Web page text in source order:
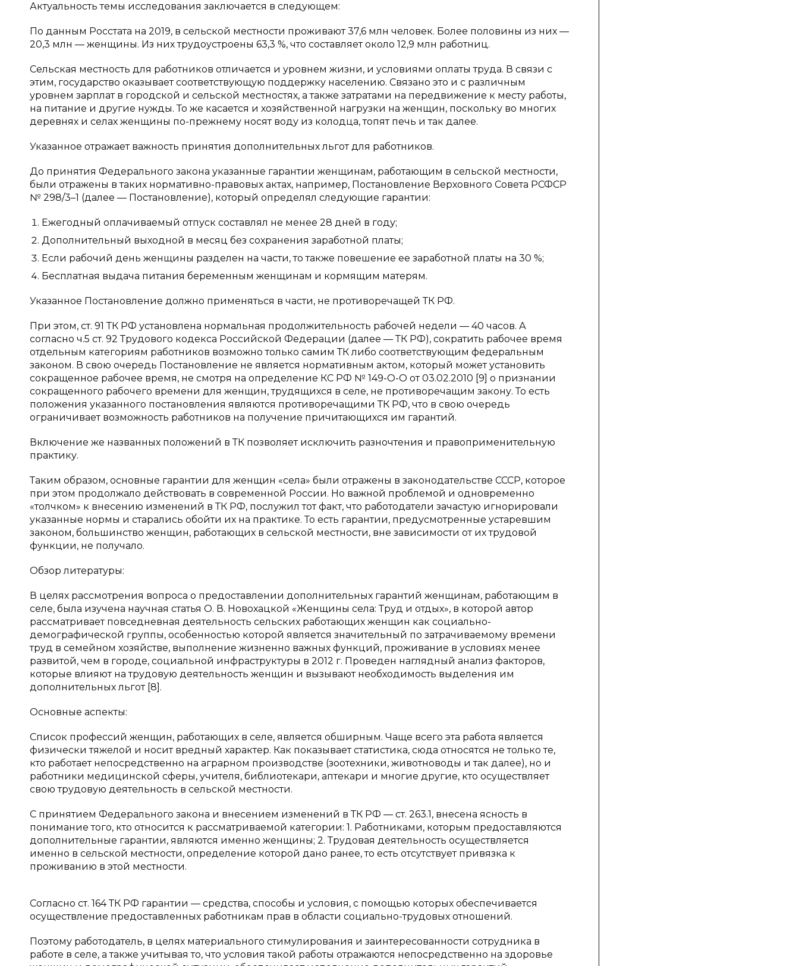
Актуальность темы исследования заключается в следующем:
По данным Росстата на 2019, в сельской местности проживают 37,6 млн человек. Более половины из них —
20,3 млн — женщины. Из них трудоустроены 63,3 %, что составляет около 12,9 млн работниц.
Сельская местность для работников отличается и уровнем жизни, и условиями оплаты труда. В связи с
этим, государство оказывает соответствующую поддержку населению. Связано это и с различным
уровнем зарплат в городской и сельской местностях, а также затратами на передвижение к месту работы,
на питание и другие нужды. То же касается и хозяйственной нагрузки на женщин, поскольку во многих
деревнях и селах женщины по-прежнему носят воду из колодца, топят печь и так далее.
Указанное отражает важность принятия дополнительных льгот для работников.
До принятия Федерального закона указанные гарантии женщинам, работающим в сельской местности,
были отражены в таких нормативно-правовых актах, например, Постановление Верховного Совета РСФСР
№ 298/3–1 (далее — Постановление), который определял следующие гарантии:
Ежегодный оплачиваемый отпуск составлял не менее 28 дней в году;
Дополнительный выходной в месяц без сохранения заработной платы;
Если рабочий день женщины разделен на части, то также повешение ее заработной платы на 30 %;
Бесплатная выдача питания беременным женщинам и кормящим матерям.
Указанное Постановление должно применяться в части, не противоречащей ТК РФ.
При этом, ст. 91 ТК РФ установлена нормальная продолжительность рабочей недели — 40 часов. А
согласно ч.5 ст. 92 Трудового кодекса Российской Федерации (далее — ТК РФ), сократить рабочее время
отдельным категориям работников возможно только самим ТК либо соответствующим федеральным
законом. В свою очередь Постановление не является нормативным актом, который может установить
сокращенное рабочее время, не смотря на определение КС РФ № 149-О-О от 03.02.2010 [9] о признании
сокращенного рабочего времени для женщин, трудящихся в селе, не противоречащим закону. То есть
положения указанного постановления являются противоречащими ТК РФ, что в свою очередь
ограничивает возможность работников на получение причитающихся им гарантий.
Включение же названных положений в ТК позволяет исключить разночтения и правоприменительную
практику.
Таким образом, основные гарантии для женщин «села» были отражены в законодательстве СССР, которое
при этом продолжало действовать в современной России. Но важной проблемой и одновременно
«толчком» к внесению изменений в ТК РФ, послужил тот факт, что работодатели зачастую игнорировали
указанные нормы и старались обойти их на практике. То есть гарантии, предусмотренные устаревшим
законом, большинство женщин, работающих в сельской местности, вне зависимости от их трудовой
функции, не получало.
Обзор литературы:
В целях рассмотрения вопроса о предоставлении дополнительных гарантий женщинам, работающим в
селе, была изучена научная статья О. В. Новохацкой «Женщины села: Труд и отдых», в которой автор
рассматривает повседневная деятельность сельских работающих женщин как социально-
демографической группы, особенностью которой является значительный по затрачиваемому времени
труд в семейном хозяйстве, выполнение жизненно важных функций, проживание в условиях менее
развитой, чем в городе, социальной инфраструктуры в 2012 г. Проведен наглядный анализ факторов,
которые влияют на трудовую деятельность женщин и вызывают необходимость выделения им
дополнительных льгот [8].
Основные аспекты:
Список профессий женщин, работающих в селе, является обширным. Чаще всего эта работа является
физически тяжелой и носит вредный характер. Как показывает статистика, сюда относятся не только те,
кто работает непосредственно на аграрном производстве (зоотехники, животноводы и так далее), но и
работники медицинской сферы, учителя, библиотекари, аптекари и многие другие, кто осуществляет
свою трудовую деятельность в сельской местности.
С принятием Федерального закона и внесением изменений в ТК РФ — ст. 263.1, внесена ясность в
понимание того, кто относится к рассматриваемой категории: 1. Работниками, которым предоставляются
дополнительные гарантии, являются именно женщины; 2. Трудовая деятельность осуществляется
именно в сельской местности, определение которой дано ранее, то есть отсутствует привязка к
проживанию в этой местности.
Согласно ст. 164 ТК РФ гарантии — средства, способы и условия, с помощью которых обеспечивается
осуществление предоставленных работникам прав в области социально-трудовых отношений.
Поэтому работодатель, в целях материального стимулирования и заинтересованности сотрудника в
работе в селе, а также учитывая то, что условия такой работы отражаются непосредственно на здоровье